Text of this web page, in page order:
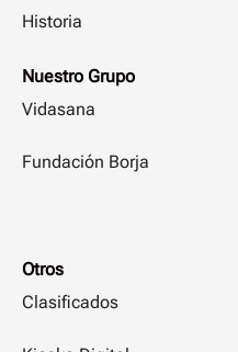
Historia
Nuestro Grupo
Vidasana
Fundación Borja
Otros
Clasificados